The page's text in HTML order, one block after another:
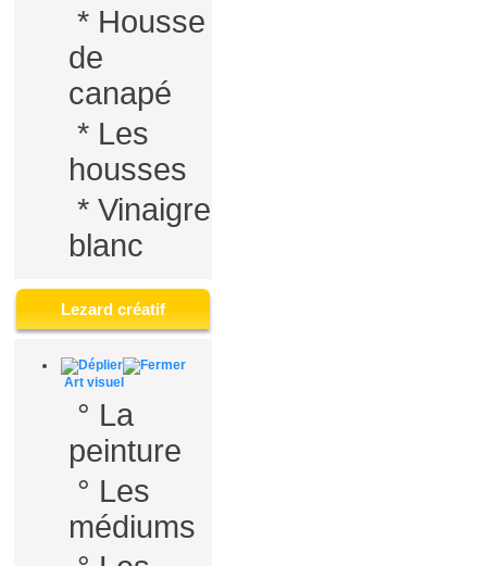
* Housse
de
canapé
* Les
housses
* Vinaigre
blanc
Lezard créatif
Art visuel
° La
peinture
° Les
médiums